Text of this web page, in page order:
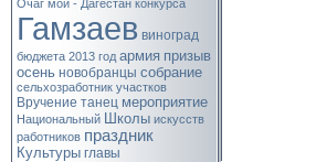
Очаг мой - Дагестан конкурса
Гамзаев виноград
бюджета 2013 год армия призыв
осень новобранцы собрание
сельхозработник участков
Вручение танец мероприятие
Национальный Школы искусств
работников праздник
Культуры главы